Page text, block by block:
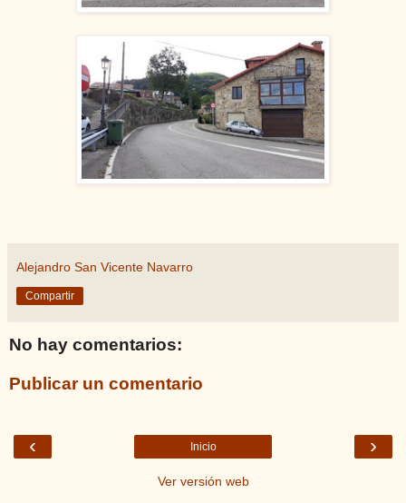
Alejandro San Vicente Navarro
Compartir
No hay comentarios:
Publicar un comentario
‹ ›
Inicio
Ver versión web